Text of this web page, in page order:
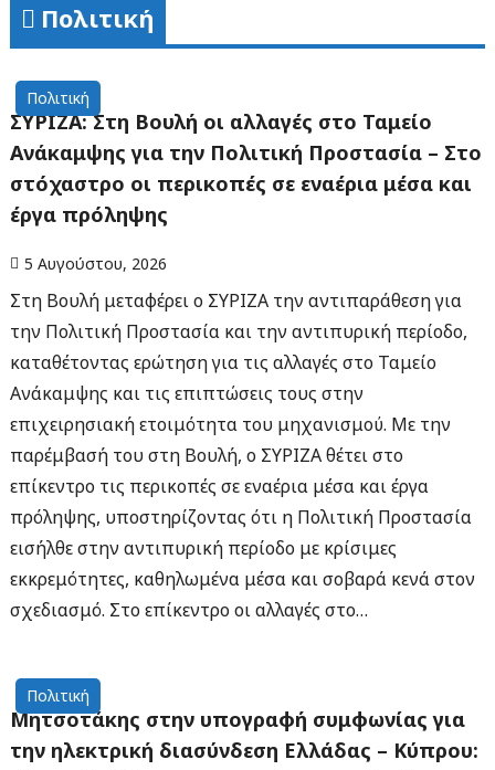
Πολιτική
Πολιτική
ΣΥΡΙΖΑ: Στη Βουλή οι αλλαγές στο Ταμείο
Ανάκαμψης για την Πολιτική Προστασία – Στο
στόχαστρο οι περικοπές σε εναέρια μέσα και
έργα πρόληψης
5 Αυγούστου, 2026
Στη Βουλή μεταφέρει ο ΣΥΡΙΖΑ την αντιπαράθεση για
την Πολιτική Προστασία και την αντιπυρική περίοδο,
καταθέτοντας ερώτηση για τις αλλαγές στο Ταμείο
Ανάκαμψης και τις επιπτώσεις τους στην
επιχειρησιακή ετοιμότητα του μηχανισμού. Με την
παρέμβασή του στη Βουλή, ο ΣΥΡΙΖΑ θέτει στο
επίκεντρο τις περικοπές σε εναέρια μέσα και έργα
πρόληψης, υποστηρίζοντας ότι η Πολιτική Προστασία
εισήλθε στην αντιπυρική περίοδο με κρίσιμες
εκκρεμότητες, καθηλωμένα μέσα και σοβαρά κενά στον
σχεδιασμό. Στο επίκεντρο οι αλλαγές στο…
Πολιτική
Μητσοτάκης στην υπογραφή συμφωνίας για
την ηλεκτρική διασύνδεση Ελλάδας – Κύπρου: